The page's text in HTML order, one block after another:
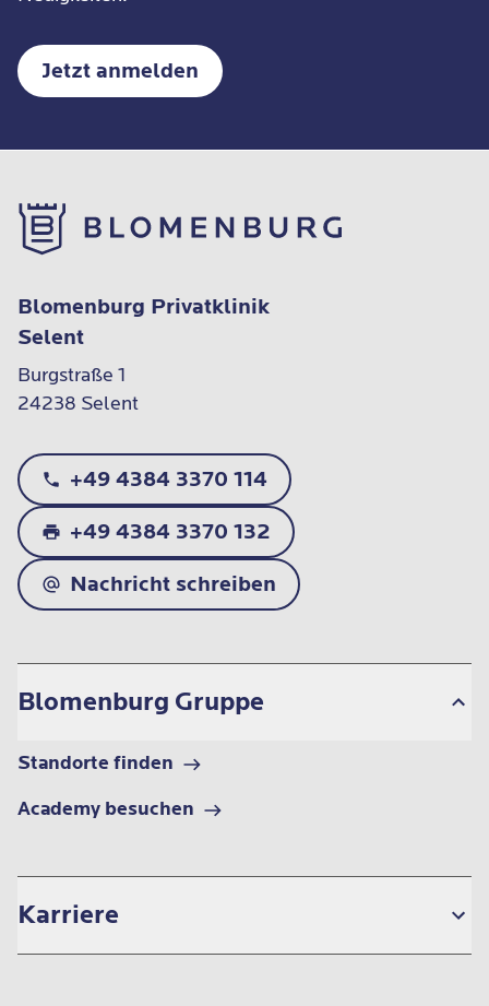
Jetzt anmelden
Blomenburg Privatklinik
Selent
Burgstraße 1
24238 Selent
+49 4384 3370 114
+49 4384 3370 132
Nachricht schreiben
Blomenburg Gruppe
Standorte finden
Academy besuchen
Karriere